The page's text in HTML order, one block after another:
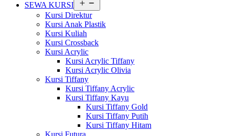
SEWA KURSI
menu
Kursi Direktur
Kursi Anak Plastik
Kursi Kuliah
Kursi Crossback
Kursi Acrylic
Kursi Acrylic Tiffany
Kursi Acrylic Olivia
Kursi Tiffany
Kursi Tiffany Acrylic
Kursi Tiffany Kayu
Kursi Tiffany Gold
Kursi Tiffany Putih
Kursi Tiffany Hitam
Kursi Futura